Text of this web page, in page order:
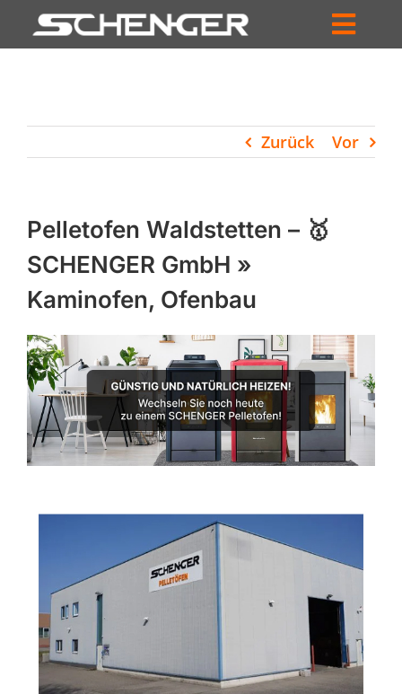
Inhalt
HÄNDLERSUCHE
UNTERNEHMEN
PROFIL
WARENKORB
PRODUCTS
SEARCH
Zurück Vor
Pelletofen Waldstetten – 🥇
SCHENGER GmbH »
Kaminofen, Ofenbau